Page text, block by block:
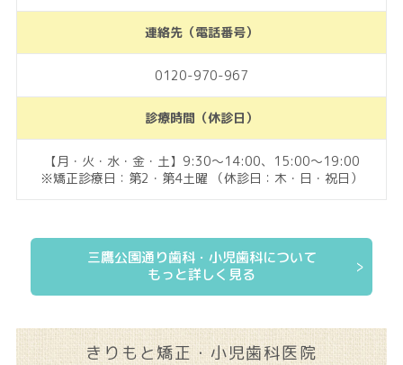
連絡先（電話番号）
0120-970-967
診療時間（休診日）
【月・火・水・金・土】9:30～14:00、15:00～19:00
※矯正診療日：第2・第4土曜 （休診日：木・日・祝日）
三鷹公園通り歯科・小児歯科について
もっと詳しく見る
きりもと矯正・小児歯科医院